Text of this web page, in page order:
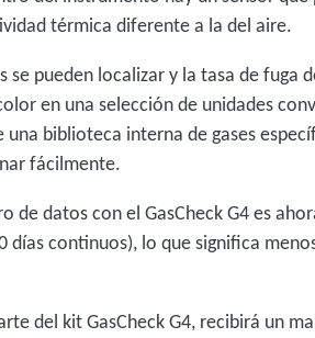
térmica diferente a la del aire.
se pueden localizar y la tasa de fuga
en una selección de unidades
una biblioteca interna de gases
fácilmente.
de datos con el GasCheck G4 es
días continuos), lo que significa
del kit GasCheck G4, recibirá un